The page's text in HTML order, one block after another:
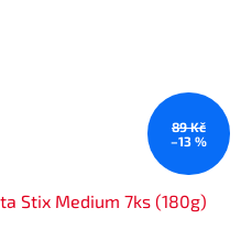
89 Kč
–13 %
Stix Medium 7ks (180g)